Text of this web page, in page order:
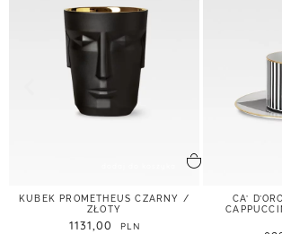
KUBEK PROMETHEUS CZARNY /
ZŁOTY
1131,00
CA’